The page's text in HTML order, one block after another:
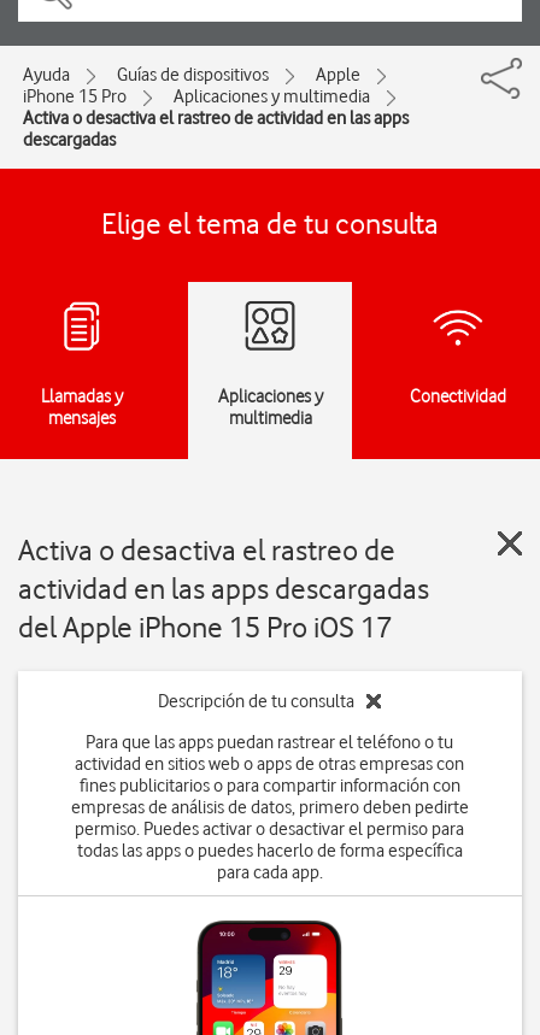
Ayuda Guías de dispositivos
Apple
iPhone 15 Pro
Aplicaciones y multimedia
Activa o desactiva el rastreo de actividad en las apps
descargadas
Elige el tema de tu consulta
Llamadas y
mensajes
Aplicaciones y
multimedia
Conectividad
Activa o desactiva el rastreo de
actividad en las apps descargadas
del Apple iPhone 15 Pro iOS 17
Descripción de tu consulta
Para que las apps puedan rastrear el teléfono o tu
actividad en sitios web o apps de otras empresas con
fines publicitarios o para compartir información con
empresas de análisis de datos, primero deben pedirte
permiso. Puedes activar o desactivar el permiso para
todas las apps o puedes hacerlo de forma específica
para cada app.